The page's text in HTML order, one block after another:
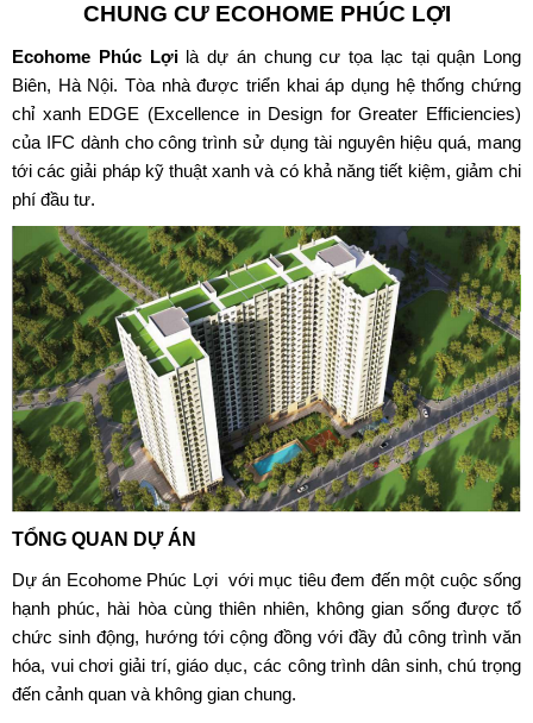
CHUNG CƯ ECOHOME PHÚC LỢI
Ecohome Phúc Lợilà dự án chung cư tọa lạc tại quận Long
Biên, Hà Nội. Tòa nhà được triển khai áp dụng hệ thống chứng
chỉ xanh EDGE (Excellence in Design for Greater Efficiencies)
của IFC dành cho công trình sử dụng tài nguyên hiệu quá, mang
tới các giải pháp kỹ thuật xanh và có khả năng tiết kiệm, giảm chi
phí đầu tư.
TỔNG QUAN DỰ ÁN
Dự án Ecohome Phúc Lợivới mục tiêu đem đến một cuộc sống
hạnh phúc, hài hòa cùng thiên nhiên, không gian sống được tổ
chức sinh động, hướng tới cộng đồng với đầy đủ công trình văn
hóa, vui chơi giải trí, giáo dục, các công trình dân sinh, chú trọng
đến cảnh quan và không gian chung.